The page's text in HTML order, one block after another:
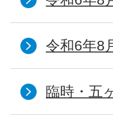
令和6年8
臨時・五